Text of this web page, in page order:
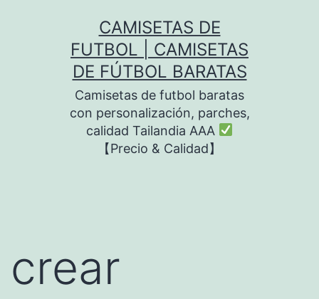
CAMISETAS DE
FUTBOL | CAMISETAS
DE FÚTBOL BARATAS
Camisetas de futbol baratas
con personalización, parches,
calidad Tailandia AAA
【Precio & Calidad】
crear